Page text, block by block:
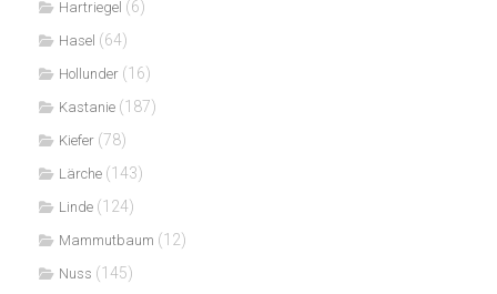
Hartriegel (6)
Hasel (64)
Hollunder (16)
Kastanie (187)
Kiefer (78)
Lärche (143)
Linde (124)
Mammutbaum (12)
Nuss (145)